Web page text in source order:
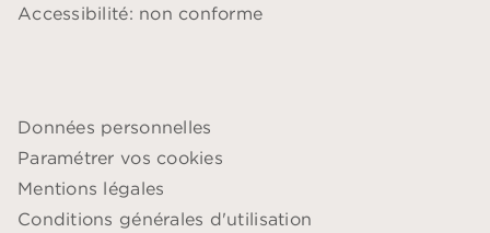
Accessibilité: non conforme
Données personnelles
Paramétrer vos cookies
Mentions légales
Conditions générales d'utilisation